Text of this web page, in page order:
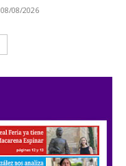
08/08/2026